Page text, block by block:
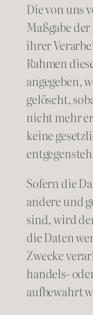
Die von uns
Maßgabe
ihrer
Rahmen
angegeben,
gelöscht,
nicht mehr
keine
Sofern die
andere und
sind, wird
die Daten
Zwecke
handels-
aufbewahrt